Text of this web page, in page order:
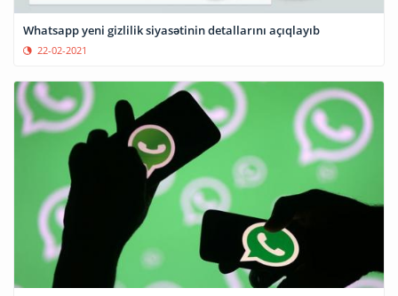
Whatsapp yeni gizlilik siyasətinin detallarını açıqlayıb
22-02-2021